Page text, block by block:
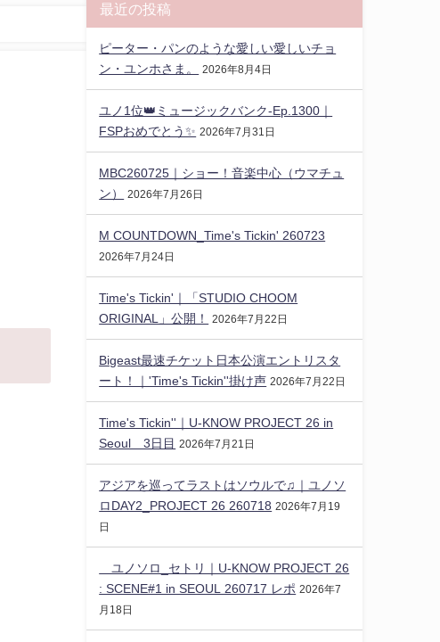
最近の投稿
ピーター・パンのような愛しい愛しいチョ
ン・ユンホさま。
2026年8月4日
ユノ1位👑ミュージックバンク-Ep.1300｜
FSPおめでとう✨️ 2026年7月31日
MBC260725｜ショー！音楽中心（ウマチュ
ン）
2026年7月26日
M COUNTDOWN_Time's Tickin' 260723
2026年7月24日
Time's Tickin'｜「STUDIO CHOOM
ORIGINAL」公開！
2026年7月22日
Bigeast最速チケット日本公演エントリスタ
ート！｜'Time's Tickin''掛け声 2026年7月22日
Time's Tickin''｜U-KNOW PROJECT 26 in
Seoul 3日目 2026年7月21日
アジアを巡ってラストはソウルで♫｜ユノソ
ロDAY2_PROJECT 26 260718 2026年7月19
日
ユノソロ_セトリ｜U-KNOW PROJECT 26
: SCENE#1 in SEOUL 260717 レポ 2026年7
月18日